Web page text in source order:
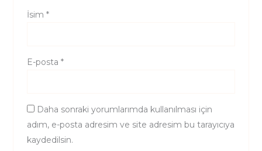
İsim *
E-posta *
Daha sonraki yorumlarımda kullanılması için
adım, e-posta adresim ve site adresim bu tarayıcıya
kaydedilsin.